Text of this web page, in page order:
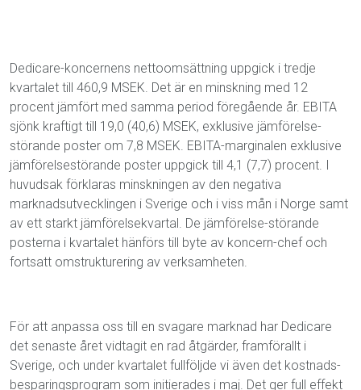
Dedicare-koncernens nettoomsättning uppgick i tredje
kvartalet till 460,9 MSEK. Det är en minskning med 12
procent jämfört med samma period föregående år. EBITA
sjönk kraftigt till 19,0 (40,6) MSEK, exklusive jämförelse-
störande poster om 7,8 MSEK. EBITA-marginalen exklusive
jämförelsestörande poster uppgick till 4,1 (7,7) procent. I
huvudsak förklaras minskningen av den negativa
marknadsutvecklingen i Sverige och i viss mån i Norge samt
av ett starkt jämförelsekvartal. De jämförelse-störande
posterna i kvartalet hänförs till byte av koncern-chef och
fortsatt omstrukturering av verksamheten.
För att anpassa oss till en svagare marknad har Dedicare
det senaste året vidtagit en rad åtgärder, framförallt i
Sverige, och under kvartalet fullföljde vi även det kostnads-
besparingsprogram som initierades i maj. Det ger full effekt